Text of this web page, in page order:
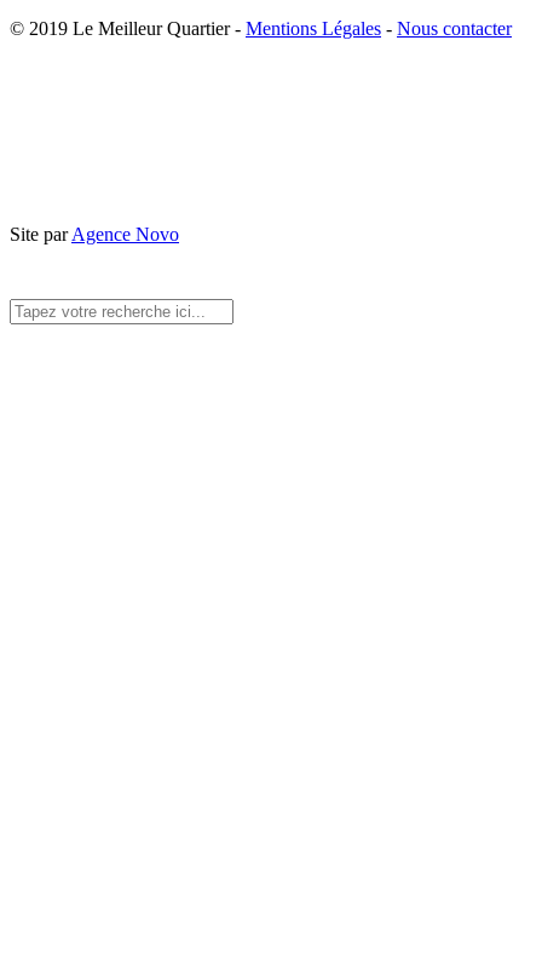
© 2019 Le Meilleur Quartier - Mentions Légales - Nous contacter
Site parAgence Novo